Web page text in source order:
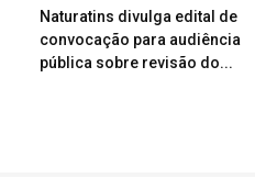
Naturatins divulga edital de
convocação para audiência
pública sobre revisão do...